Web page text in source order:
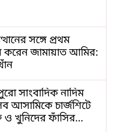
সঙ্গে প্রথম
করেন জামায়াত আমির:
সাংবাদিক নাদিম
আসামিকে চার্জশিটে
ও খুনিদের ফাঁসির